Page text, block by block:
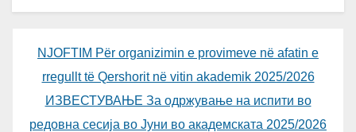
NJOFTIM Për organizimin e provimeve në afatin e
rregullt të Qershorit në vitin akademik 2025/2026
ИЗВЕСТУВАЊЕ За одржување на испити во
редовна сесија во Јуни во академската 2025/2026